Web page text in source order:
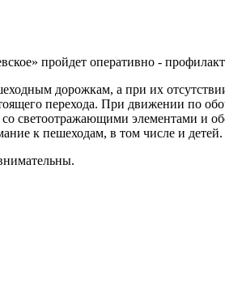
пройдет оперативно -
дорожкам, а при их
перехода. При движении по
светоотражающими элементами и
к пешеходам, в том числе и детей.